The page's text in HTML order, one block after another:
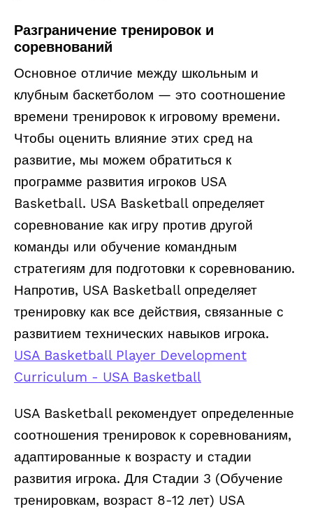
Разграничение тренировок и
соревнований
Основное отличие между школьным и
клубным баскетболом — это соотношение
времени тренировок к игровому времени.
Чтобы оценить влияние этих сред на
развитие, мы можем обратиться к
программе развития игроков USA
Basketball. USA Basketball определяет
соревнование как игру против другой
команды или обучение командным
стратегиям для подготовки к соревнованию.
Напротив, USA Basketball определяет
тренировку как все действия, связанные с
развитием технических навыков игрока.
USA Basketball Player Development
Curriculum - USA Basketball
USA Basketball рекомендует определенные
соотношения тренировок к соревнованиям,
адаптированные к возрасту и стадии
развития игрока. Для Стадии 3 (Обучение
тренировкам, возраст 8-12 лет) USA